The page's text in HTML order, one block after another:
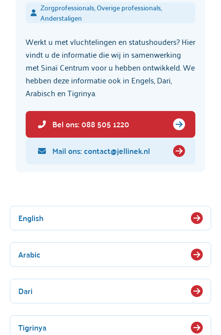
Zorgprofessionals, Overige professionals,
Anderstaligen
Werkt u met vluchtelingen en statushouders? Hier
vindt u de informatie die wij in samenwerking
met Sinaï Centrum voor u hebben ontwikkeld. We
hebben deze informatie ook in Engels, Dari,
Arabisch en Tigrinya.
Bel ons: 088 505 1220
Mail ons: contact@jellinek.nl
English
Arabic
Dari
Tigrinya